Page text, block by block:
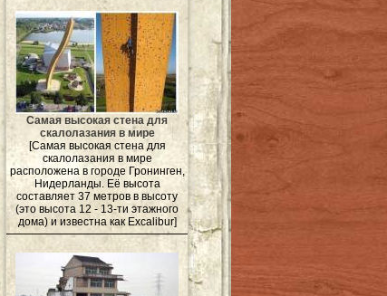
Самая высокая стена для
скалолазания в мире
[Самая высокая стена для
скалолазания в мире
расположена в городе Гронинген,
Нидерланды. Её высота
составляет 37 метров в высоту
(это высота 12 - 13-ти этажного
дома) и известна как Excalibur]